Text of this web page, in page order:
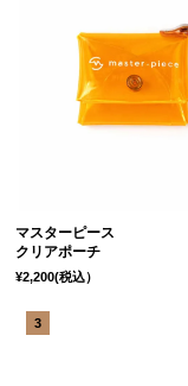
マスターピース
クリアポーチ
¥2,200(税込）